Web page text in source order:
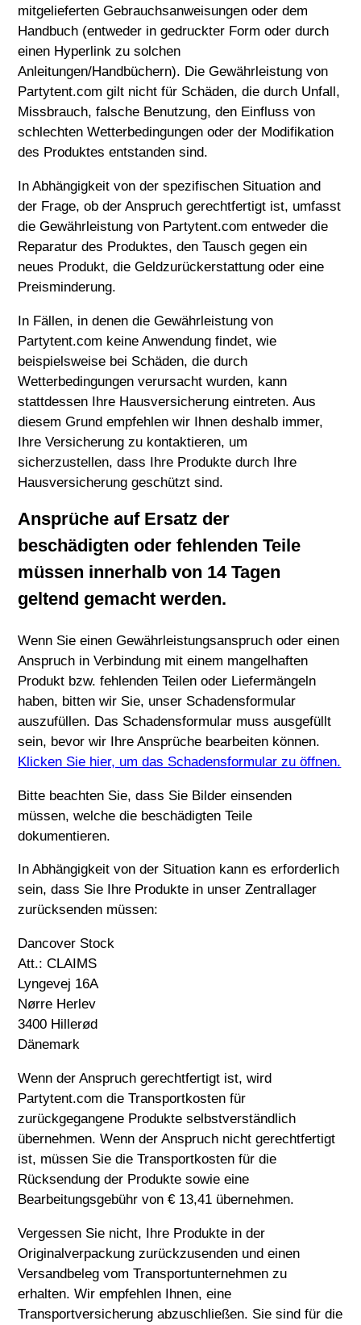
mitgelieferten Gebrauchsanweisungen oder dem
Handbuch (entweder in gedruckter Form oder durch
einen Hyperlink zu solchen
Anleitungen/Handbüchern). Die Gewährleistung von
Partytent.com gilt nicht für Schäden, die durch Unfall,
Missbrauch, falsche Benutzung, den Einfluss von
schlechten Wetterbedingungen oder der Modifikation
des Produktes entstanden sind.
In Abhängigkeit von der spezifischen Situation and
der Frage, ob der Anspruch gerechtfertigt ist, umfasst
die Gewährleistung von Partytent.com entweder die
Reparatur des Produktes, den Tausch gegen ein
neues Produkt, die Geldzurückerstattung oder eine
Preisminderung.
In Fällen, in denen die Gewährleistung von
Partytent.com keine Anwendung findet, wie
beispielsweise bei Schäden, die durch
Wetterbedingungen verursacht wurden, kann
stattdessen Ihre Hausversicherung eintreten. Aus
diesem Grund empfehlen wir Ihnen deshalb immer,
Ihre Versicherung zu kontaktieren, um
sicherzustellen, dass Ihre Produkte durch Ihre
Hausversicherung geschützt sind.
Ansprüche auf Ersatz der
beschädigten oder fehlenden Teile
müssen innerhalb von 14 Tagen
geltend gemacht werden.
Wenn Sie einen Gewährleistungsanspruch oder einen
Anspruch in Verbindung mit einem mangelhaften
Produkt bzw. fehlenden Teilen oder Liefermängeln
haben, bitten wir Sie, unser Schadensformular
auszufüllen. Das Schadensformular muss ausgefüllt
sein, bevor wir Ihre Ansprüche bearbeiten können.
Klicken Sie hier, um das Schadensformular zu öffnen.
Bitte beachten Sie, dass Sie Bilder einsenden
müssen, welche die beschädigten Teile
dokumentieren.
In Abhängigkeit von der Situation kann es erforderlich
sein, dass Sie Ihre Produkte in unser Zentrallager
zurücksenden müssen:
Dancover Stock
Att.: CLAIMS
Lyngevej 16A
Nørre Herlev
3400 Hillerød
Dänemark
Wenn der Anspruch gerechtfertigt ist, wird
Partytent.com die Transportkosten für
zurückgegangene Produkte selbstverständlich
übernehmen. Wenn der Anspruch nicht gerechtfertigt
ist, müssen Sie die Transportkosten für die
Rücksendung der Produkte sowie eine
Bearbeitungsgebühr von € 13,41 übernehmen.
Vergessen Sie nicht, Ihre Produkte in der
Originalverpackung zurückzusenden und einen
Versandbeleg vom Transportunternehmen zu
erhalten. Wir empfehlen Ihnen, eine
Transportversicherung abzuschließen. Sie sind für die